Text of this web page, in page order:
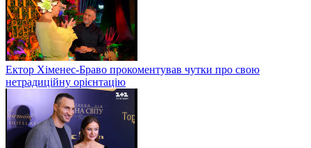
Ектор Хіменес-Браво прокоментував чутки про свою
нетрадиційну орієнтацію